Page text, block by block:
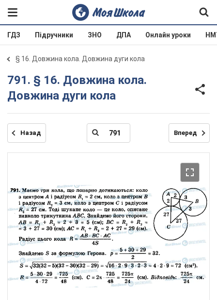
ГДЗ Підручники ЗНО ДПА Онлайн уроки
§ 16. Довжина кола. Довжина дуги кола
791. § 16. Довжина кола.
Довжина дуги кола
Назад Вперед